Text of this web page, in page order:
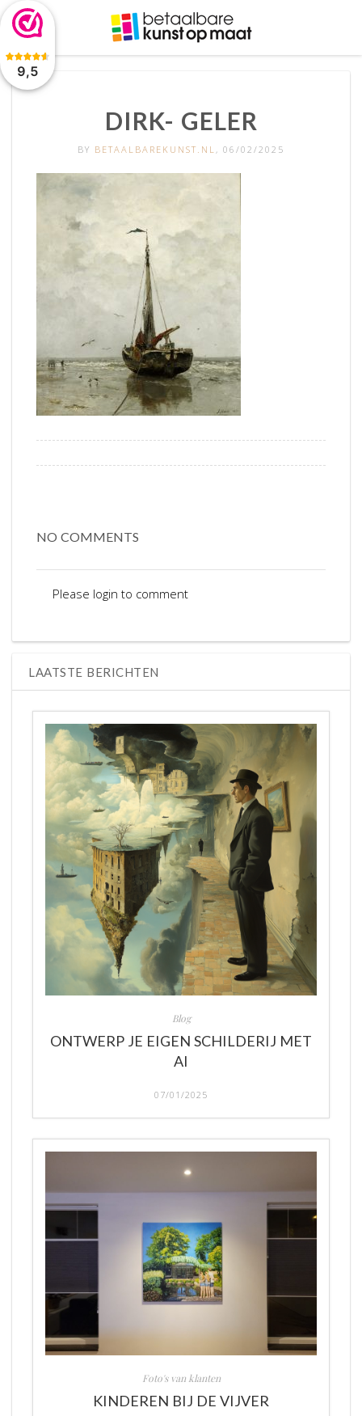
9,5
DIRK- GELER
BY BETAALBAREKUNST.NL , 06/02/2025
NO COMMENTS
Please login to comment
LAATSTE BERICHTEN
Blog
ONTWERP JE EIGEN SCHILDERIJ MET
AI
07/01/2025
Foto's van klanten
KINDEREN BIJ DE VIJVER
De waardering van www.betaalbarekunst.nl bij
is 9.5/10 gebaseerd op 2045 reviews.